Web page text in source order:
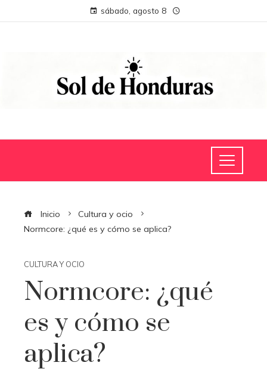
sábado, agosto 8
Inicio
Cultura y ocio
Normcore: ¿qué es y cómo se aplica?
CULTURA Y OCIO
Normcore: ¿qué
es y cómo se
aplica?